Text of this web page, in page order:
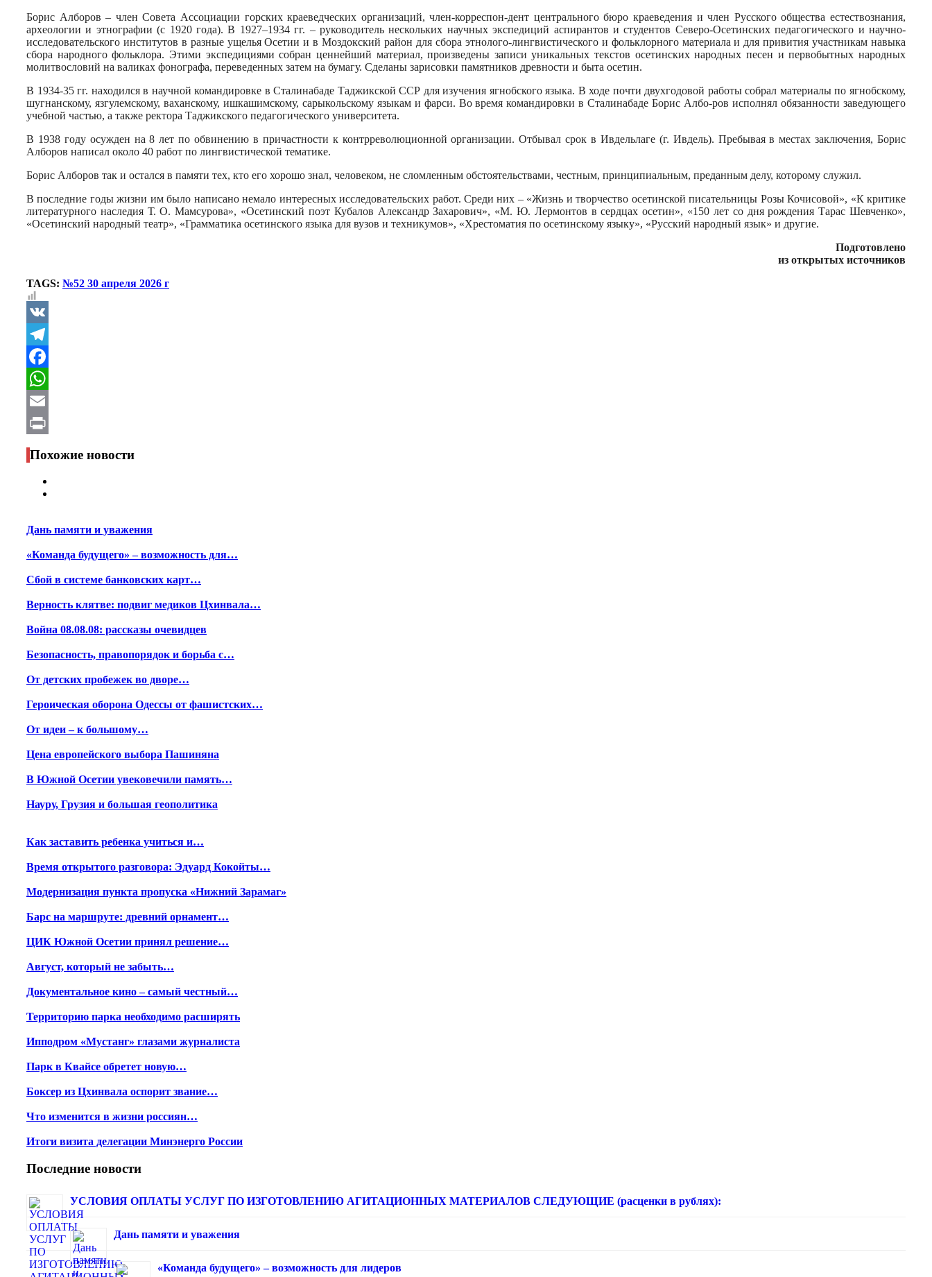
Борис Алборов – член Совета Ассоциации горских краеведческих организаций, член-корреспон-дент центрального бюро краеведения и член Русского общества естествознания,
археологии и этнографии (с 1920 года). В 1927–1934 гг. – руководитель нескольких научных экспедиций аспирантов и студентов Северо-Осетинских педагогического и научно-
исследовательского институтов в разные ущелья Осетии и в Моздокский район для сбора этнолого-лингвистического и фольклорного материала и для привития участникам навыка
сбора народного фольклора. Этими экспедициями собран ценнейший материал, произведены записи уникальных текстов осетинских народных песен и первобытных народных
молитвословий на валиках фонографа, переведенных затем на бумагу. Сделаны зарисовки памятников древности и быта осетин.
В 1934-35 гг. находился в научной командировке в Сталинабаде Таджикской ССР для изучения ягнобского языка. В ходе почти двухгодовой работы собрал материалы по ягнобскому,
шугнанскому, язгулемскому, ваханскому, ишкашимскому, сарыкольскому языкам и фарси. Во время командировки в Сталинабаде Борис Албо-ров исполнял обязанности заведующего
учебной частью, а также ректора Таджикского педагогического университета.
В 1938 году осужден на 8 лет по обвинению в причастности к контрреволюционной организации. Отбывал срок в Ивдельлаге (г. Ивдель). Пребывая в местах заключения, Борис
Алборов написал около 40 работ по лингвистической тематике.
Борис Алборов так и остался в памяти тех, кто его хорошо знал, человеком, не сломленным обстоятельствами, честным, принципиальным, преданным делу, которому служил.
В последние годы жизни им было написано немало интересных исследовательских работ. Среди них – «Жизнь и творчество осетинской писательницы Розы Кочисовой», «К критике
литературного наследия Т. О. Мамсурова», «Осетинский поэт Кубалов Александр Захарович», «М. Ю. Лермонтов в сердцах осетин», «150 лет со дня рождения Тарас Шевченко»,
«Осетинский народный театр», «Грамматика осетинского языка для вузов и техникумов», «Хрестоматия по осетинскому языку», «Русский народный язык» и другие.
Подготовлено
из открытых источников
TAGS: №52 30 апреля 2026 г
VK
Telegram
Facebook
WhatsApp
Email
Print
Похожие новости
Дань памяти и уважения
«Команда будущего» – возможность для…
Сбой в системе банковских карт…
Верность клятве: подвиг медиков Цхинвала…
Война 08.08.08: рассказы очевидцев
Безопасность, правопорядок и борьба с…
От детских пробежек во дворе…
Героическая оборона Одессы от фашистских…
От идеи – к большому…
Цена европейского выбора Пашиняна
В Южной Осетии увековечили память…
Науру, Грузия и большая геополитика
Как заставить ребенка учиться и…
Время открытого разговора: Эдуард Кокойты…
Модернизация пункта пропуска «Нижний Зарамаг»
Барс на маршруте: древний орнамент…
ЦИК Южной Осетии принял решение…
Август, который не забыть…
Документальное кино – самый честный…
Территорию парка необходимо расширять
Ипподром «Мустанг» глазами журналиста
Парк в Квайсе обретет новую…
Боксер из Цхинвала оспорит звание…
Что изменится в жизни россиян…
Итоги визита делегации Минэнерго России
Последние новости
УСЛОВИЯ ОПЛАТЫ УСЛУГ ПО ИЗГОТОВЛЕНИЮ АГИТАЦИОННЫХ МАТЕРИАЛОВ СЛЕДУЮЩИЕ (расценки в рублях):
Дань памяти и уважения
«Команда будущего» – возможность для лидеров